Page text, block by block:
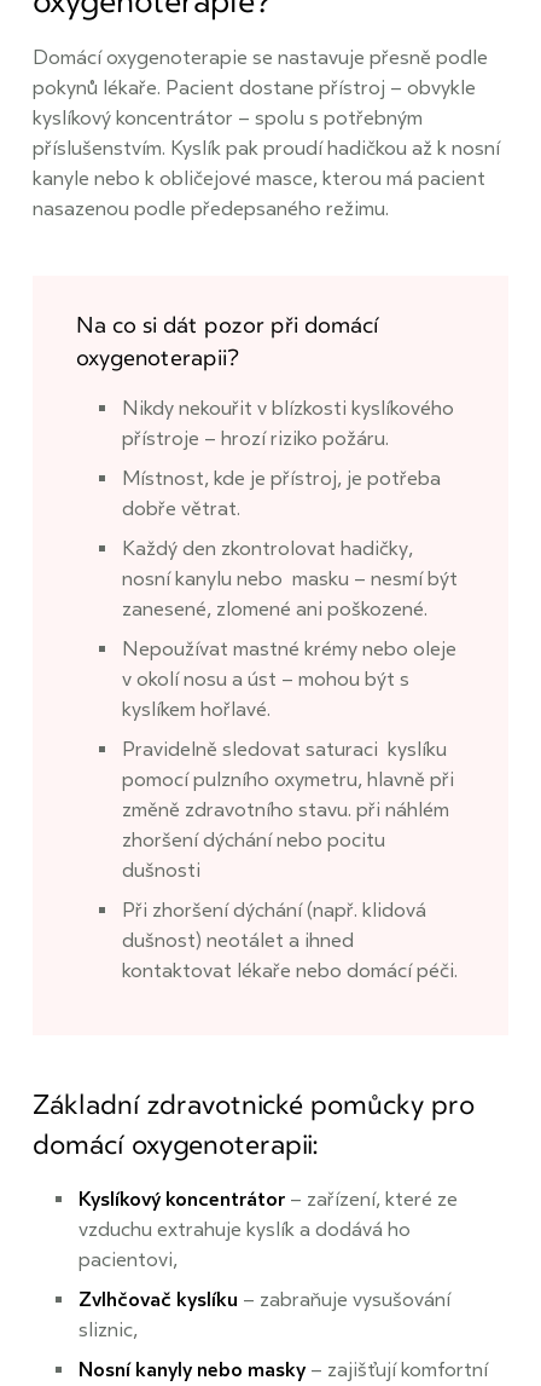
Domácí oxygenoterapie se nastavuje přesně podle
pokynů lékaře. Pacient dostane přístroj – obvykle
kyslíkový koncentrátor – spolu s potřebným
příslušenstvím. Kyslík pak proudí hadičkou až k nosní
kanyle nebo k obličejové masce, kterou má pacient
nasazenou podle předepsaného režimu.
Na co si dát pozor při domácí
oxygenoterapii?
Nikdy nekouřit v blízkosti kyslíkového
přístroje – hrozí riziko požáru.
Místnost, kde je přístroj, je potřeba
dobře větrat.
Každý den zkontrolovat hadičky,
nosní kanylu nebo masku – nesmí být
zanesené, zlomené ani poškozené.
Nepoužívat mastné krémy nebo oleje
v okolí nosu a úst – mohou být s
kyslíkem hořlavé.
Pravidelně sledovat saturaci kyslíku
pomocí pulzního oxymetru, hlavně při
změně zdravotního stavu. při náhlém
zhoršení dýchání nebo pocitu
dušnosti
Při zhoršení dýchání (např. klidová
dušnost) neotálet a ihned
kontaktovat lékaře nebo domácí péči.
Základní zdravotnické pomůcky pro
domácí oxygenoterapii:
Kyslíkový koncentrátor– zařízení, které ze
vzduchu extrahuje kyslík a dodává ho
pacientovi,
Zvlhčovač kyslíku – zabraňuje vysušování
sliznic,
Nosní kanyly nebo masky– zajišťují komfortní